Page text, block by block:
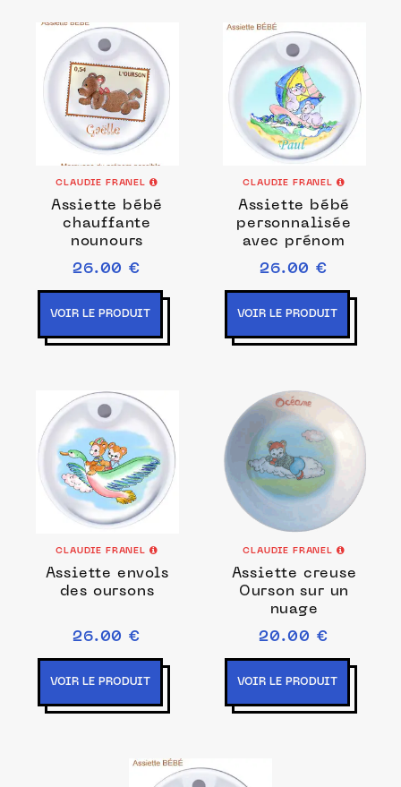
CLAUDIE FRANEL
Assiette bébé
chauffante
nounours
26.00 €
VOIR LE PRODUIT
CLAUDIE FRANEL
Assiette bébé
personnalisée
avec prénom
26.00 €
VOIR LE PRODUIT
CLAUDIE FRANEL
Assiette envols
des oursons
26.00 €
VOIR LE PRODUIT
CLAUDIE FRANEL
Assiette creuse
Ourson sur un
nuage
20.00 €
VOIR LE PRODUIT